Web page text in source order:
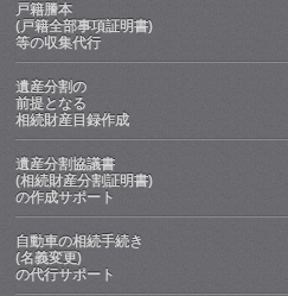
戸籍謄本
(戸籍全部事項証明書)
等の収集代行
遺産分割の
前提となる
相続財産目録作成
遺産分割協議書
(相続財産分割証明書)
の作成サポート
自動車の相続手続き
(名義変更)
の代行サポート